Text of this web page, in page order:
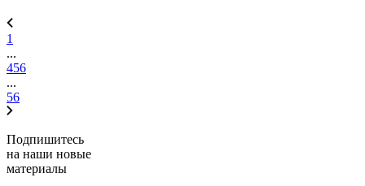
1
...
456
...
56
Подпишитесь
на наши новые
материалы